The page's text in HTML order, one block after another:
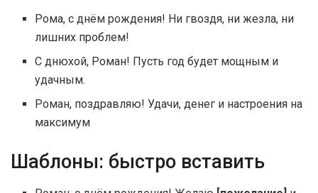
Рома, с днём рождения! Ни гвоздя, ни жезла, ни
лишних проблем!
С днюхой, Роман! Пусть год будет мощным и
удачным.
Роман, поздравляю! Удачи, денег и настроения на
максимум
Шаблоны: быстро вставить